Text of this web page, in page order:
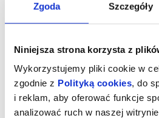
Zgoda Szczegóły
Niniejsza strona korzysta z
Wykorzystujemy pliki cookie w
zgodnie z Polityką cookies, do
i reklam, aby oferować funkcje
analizować ruch w naszej